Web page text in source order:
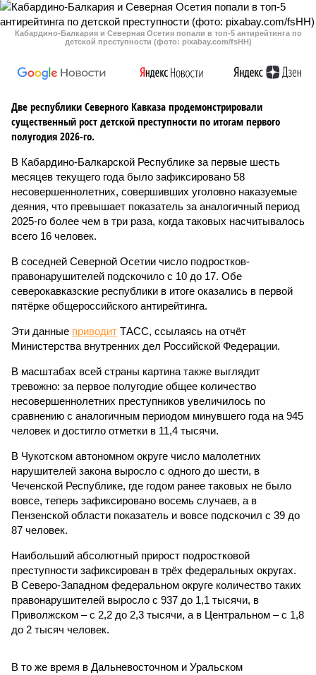
Кабардино-Балкария и Северная Осетия попали в топ-5 антирейтинга по
детской преступности (фото: pixabay.com/fsHH)
Две республики Северного Кавказа продемонстрировали
существенный рост детской преступности по итогам первого
полугодия 2026-го.
В Кабардино-Балкарской Республике за первые шесть
месяцев текущего года было зафиксировано 58
несовершеннолетних, совершивших уголовно наказуемые
деяния, что превышает показатель за аналогичный период
2025-го более чем в три раза, когда таковых насчитывалось
всего 16 человек.
В соседней Северной Осетии число подростков-
правонарушителей подскочило с 10 до 17. Обе
северокавказские республики в итоге оказались в первой
пятёрке общероссийского антирейтинга.
Эти данные приводит ТАСС, ссылаясь на отчёт
Министерства внутренних дел Российской Федерации.
В масштабах всей страны картина также выглядит
тревожно: за первое полугодие общее количество
несовершеннолетних преступников увеличилось по
сравнению с аналогичным периодом минувшего года на 945
человек и достигло отметки в 11,4 тысячи.
В Чукотском автономном округе число малолетних
нарушителей закона выросло с одного до шести, в
Чеченской Республике, где годом ранее таковых не было
вовсе, теперь зафиксировано восемь случаев, а в
Пензенской области показатель и вовсе подскочил с 39 до
87 человек.
Наибольший абсолютный прирост подростковой
преступности зафиксирован в трёх федеральных округах.
В Северо-Западном федеральном округе количество таких
правонарушителей выросло с 937 до 1,1 тысячи, в
Приволжском – с 2,2 до 2,3 тысячи, а в Центральном – с 1,8
до 2 тысяч человек.
В то же время в Дальневосточном и Уральском